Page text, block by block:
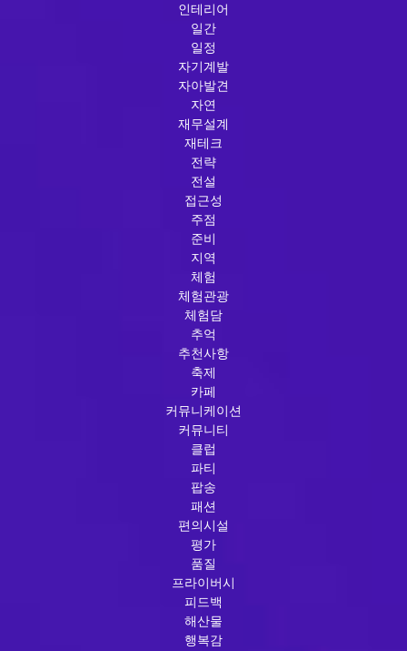
인테리어
일간
일정
자기계발
자아발견
자연
재무설계
재테크
전략
전설
접근성
주점
준비
지역
체험
체험관광
체험담
추억
추천사항
축제
카페
커뮤니케이션
커뮤니티
클럽
파티
팝송
패션
편의시설
평가
품질
프라이버시
피드백
해산물
행복감